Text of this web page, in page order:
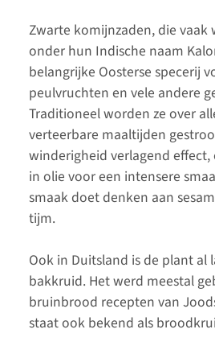
Zwarte komijnzaden, die
onder hun Indische naam
belangrijke Oosterse specerij
peulvruchten en vele andere
Traditioneel worden ze over
verteerbare maaltijden
winderigheid verlagend
in olie voor een intensere
smaak doet denken aan
tijm.
Ook in Duitsland is de plant al
bakkruid. Het werd meestal
bruinbrood recepten van
staat ook bekend als